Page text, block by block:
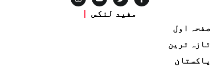
مفید لنکس
صفحہ اول
تازہ ترین
پاکستان